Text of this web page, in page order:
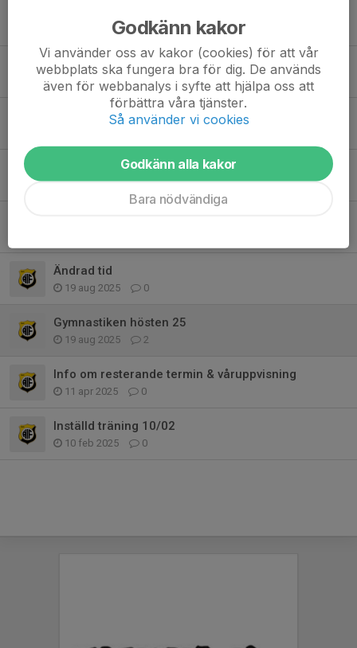
21 jan, 15:42 1
Hjälp till julavslutningen efterlyses
24 nov 2025 4
Juluppvisning 2025
Inställd träning 10/11
10 nov 2025 0
Ändrad tid
19 aug 2025 0
Gymnastiken hösten 25
19 aug 2025 2
Info om resterande termin & våruppvisning
11 apr 2025 0
Inställd träning 10/02
10 feb 2025 0
Godkänn kakor
Vi använder oss av kakor (cookies) för att vår
webbplats ska fungera bra för dig. De används
även för webbanalys i syfte att hjälpa oss att
förbättra våra tjänster.
Så använder vi cookies
Godkänn alla kakor
Bara nödvändiga